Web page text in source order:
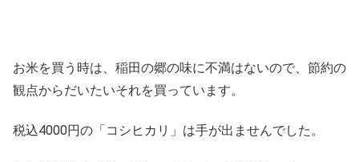
お米を買う時は、稲田の郷の味に不満はないので、節約の
観点からだいたいそれを買っています。
税込4000円の「コシヒカリ」は手が出ませんでした。